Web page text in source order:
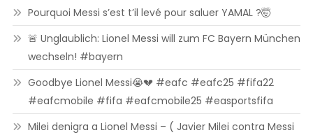
Pourquoi Messi s’est t’il levé pour saluer YAMAL ?🤯
🚨 Unglaublich: Lionel Messi will zum FC Bayern München
wechseln! #bayern
Goodbye Lionel Messi😭💔 #eafc #eafc25 #fifa22
#eafcmobile #fifa #eafcmobile25 #easportsfifa
Milei denigra a Lionel Messi – ( Javier Milei contra Messi